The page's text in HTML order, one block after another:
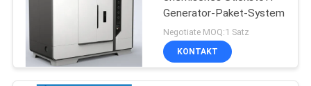
Generator-Paket-System
Negotiate MOQ:1 Satz
KONTAKT